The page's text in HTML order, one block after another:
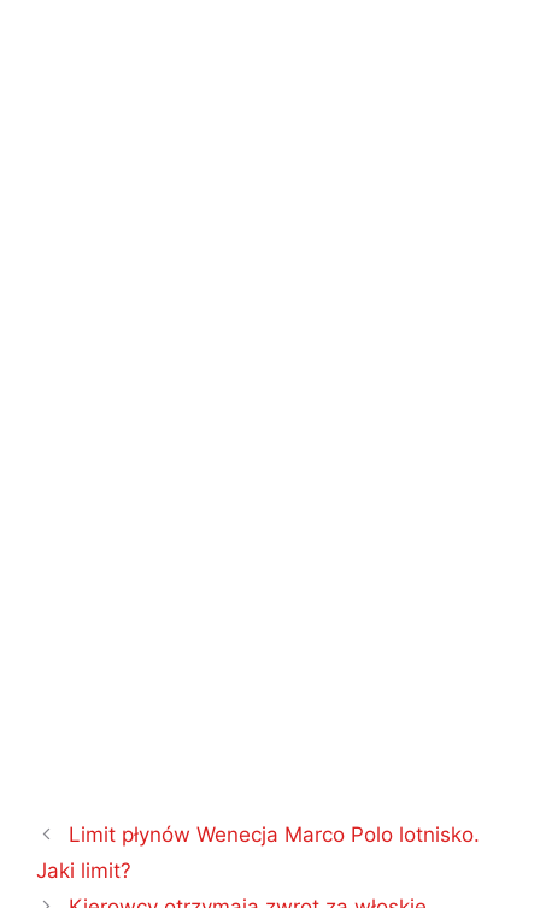
Nawigacja
wpisu
Limit płynów Wenecja Marco Polo lotnisko.
Jaki limit?